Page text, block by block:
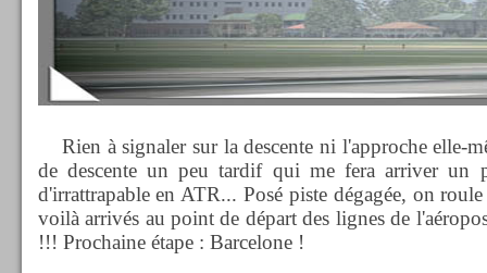
Rien à signaler sur la descente ni l'approche elle-
de descente un peu tardif qui me fera arriver un
d'irrattrapable en ATR... Posé piste dégagée, on
voilà arrivés au point de départ des lignes de
!!! Prochaine étape : Barcelone !